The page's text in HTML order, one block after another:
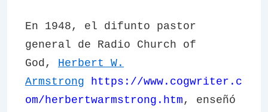
En 1948, el difunto pastor
general de Radio Church of
God, Herbert W.
Armstrong
https://www.cogwriter.c
om/herbertwarmstrong.htm , enseñó